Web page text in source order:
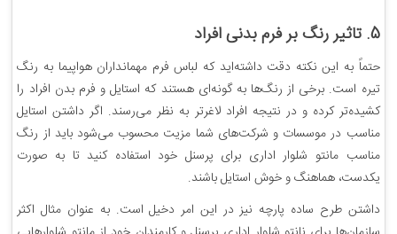
5. تاثیر رنگ بر فرم بدنی افراد
حتماً به این نکته دقت داشته‌اید که لباس فرم مهمانداران هواپیما به رنگ
تیره است. برخی از رنگ‌ها به گونه‌ای هستند که استایل و فرم بدن افراد را
کشیده‌تر کرده و در نتیجه افراد لاغرتر به نظر می‌رسند. اگر داشتن استایل
مناسب در موسسات و شرکت‌های شما مزیت محسوب می‌شود باید از رنگ
مناسب مانتو شلوار اداری برای پرسنل خود استفاده کنید تا به صورت
یکدست، هماهنگ و خوش استایل باشند.
داشتن طرح ساده پارچه نیز در این امر دخیل است. به عنوان مثال اکثر